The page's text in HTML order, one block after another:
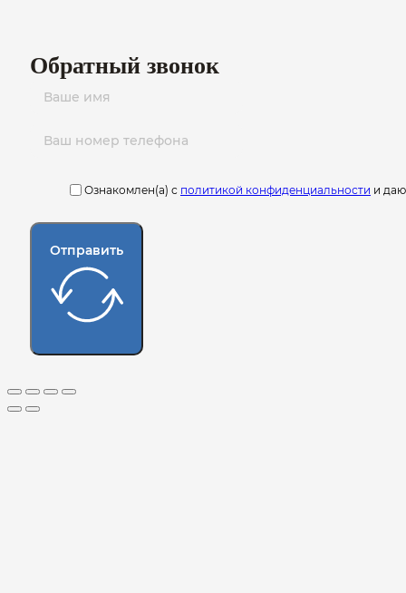
Обратный звонок
Ознакомлен(а) с политикой конфиденциальности и
Отправить